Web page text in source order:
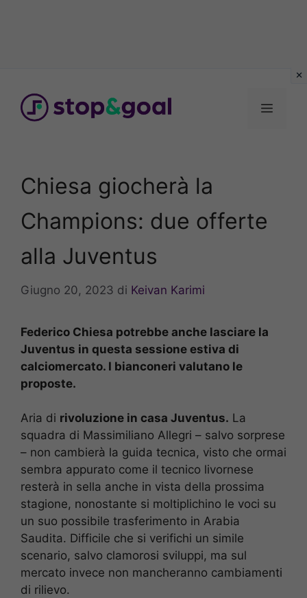
contenuto
Menu
Chiesa giocherà la
Champions: due offerte
alla Juventus
Giugno 20, 2023 di Keivan Karimi
Federico Chiesa potrebbe anche lasciare la
Juventus in questa sessione estiva di
calciomercato. I bianconeri valutano le
proposte.
Aria di rivoluzione in casa Juventus. La
squadra di Massimiliano Allegri – salvo sorprese
– non cambierà la guida tecnica, visto che ormai
sembra appurato come il tecnico livornese
resterà in sella anche in vista della prossima
stagione, nonostante si moltiplichino le voci su
un suo possibile trasferimento in Arabia
Saudita. Difficile che si verifichi un simile
scenario, salvo clamorosi sviluppi, ma sul
mercato invece non mancheranno cambiamenti
di rilievo.